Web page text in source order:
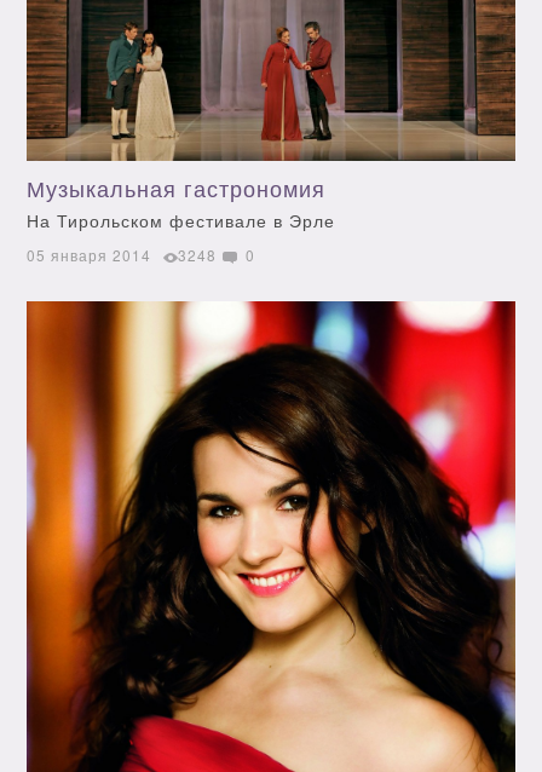
Музыкальная гастрономия
На Тирольском фестивале в Эрле
05 января 2014 3248 0